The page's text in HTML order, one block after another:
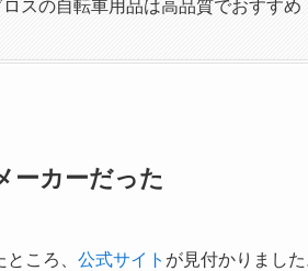
スの自転車用品は高品質でおすすめ
ーカーだった
ころ、 公式サイト が見付かりました